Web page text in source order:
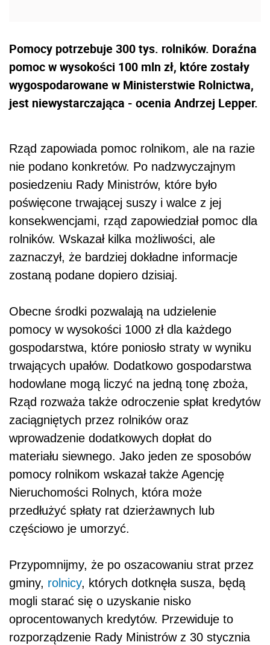
Pomocy potrzebuje 300 tys. rolników. Doraźna
pomoc w wysokości 100 mln zł, które zostały
wygospodarowane w Ministerstwie Rolnictwa,
jest niewystarczająca - ocenia Andrzej Lepper.
Rząd zapowiada pomoc rolnikom, ale na razie
nie podano konkretów. Po nadzwyczajnym
posiedzeniu Rady Ministrów, które było
poświęcone trwającej suszy i walce z jej
konsekwencjami, rząd zapowiedział pomoc dla
rolników. Wskazał kilka możliwości, ale
zaznaczył, że bardziej dokładne informacje
zostaną podane dopiero dzisiaj.
Obecne środki pozwalają na udzielenie
pomocy w wysokości 1000 zł dla każdego
gospodarstwa, które poniosło straty w wyniku
trwających upałów. Dodatkowo gospodarstwa
hodowlane mogą liczyć na jedną tonę zboża,
Rząd rozważa także odroczenie spłat kredytów
zaciągniętych przez rolników oraz
wprowadzenie dodatkowych dopłat do
materiału siewnego. Jako jeden ze sposobów
pomocy rolnikom wskazał także Agencję
Nieruchomości Rolnych, która może
przedłużyć spłaty rat dzierżawnych lub
częściowo je umorzyć.
Przypomnijmy, że po oszacowaniu strat przez
gminy, rolnicy, których dotknęła susza, będą
mogli starać się o uzyskanie nisko
oprocentowanych kredytów. Przewiduje to
rozporządzenie Rady Ministrów z 30 stycznia